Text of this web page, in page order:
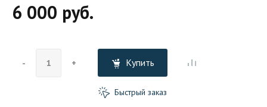
6 000 руб.
- + Купить
Быстрый заказ